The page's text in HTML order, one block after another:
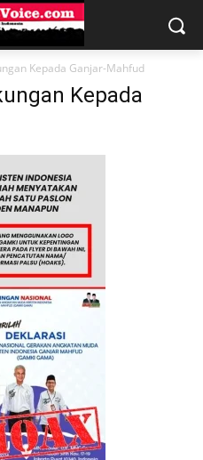
Kepada Ganjar-Mahfud
Kepada